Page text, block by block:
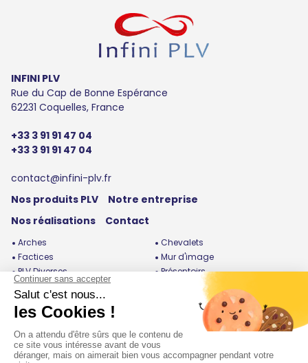
INFINI PLV
Rue du Cap de Bonne Espérance
62231 Coquelles, France
+33 3 91 91 47 04
+33 3 91 91 47 04
contact@infini-plv.fr
Nos produits PLV
Notre entreprise
Nos réalisations
Contact
Arches
Chevalets
Factices
Mur d'image
PLV Diverses
Présentoirs
Roues de la fortune
Silhouettes
Stands / Bornes
Totems / Enrouleurs
Urnes / Cubes / Boites /
Coffrets